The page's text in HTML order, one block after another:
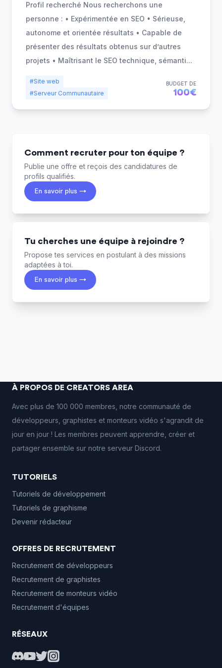
Profil recherché Nous recherchons une
personne : • Expérimentée en SEO • Sérieuse,
autonome et orientée résultats • Capable de
présenter des résultats obtenus sur d’autres
projets • Maîtrisant le SEO technique, sémanti...
#Site web
#Serveur Communautaire
BUDGET DE
100€
Comment recruter pour ton équipe ?
Publie une offre et reçois des candidatures de
profils qualifiés.
En savoir plus →
Tu cherches une équipe à rejoindre ?
Propose tes services en postulant à des missions
adaptées à toi.
En savoir plus →
À PROPOS DE CREATORS AREA
Avec plus de 100 000 membres, notre communauté de
développeurs, graphistes et monteurs vidéo s'agrandit de
jour en jour ! Les membres peuvent apprendre, créer et
partager ensemble sur notre serveur Discord.
TUTORIELS
Tutoriels de développement
Tutoriels de graphisme
Devenir rédacteur
OFFRES DE RECRUTEMENT
Recrutement de développeurs
Recrutement de graphistes
Recrutement de monteurs vidéo
Recrutement d'équipes
RÉSEAUX